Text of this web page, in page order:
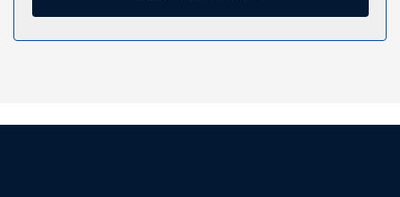
stehen ebenfalls zur Verfügung.